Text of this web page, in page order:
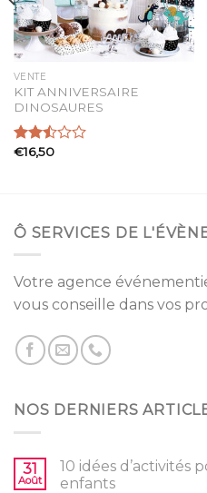
VENTE
KIT ANNIVERSAIRE
DINOSAURES
Note
€16,50
Ô SERVICES DE
Votre agence
vous conseille dans vos
NOS DERNIERS
31
Août
10 idées d’activités
enfants